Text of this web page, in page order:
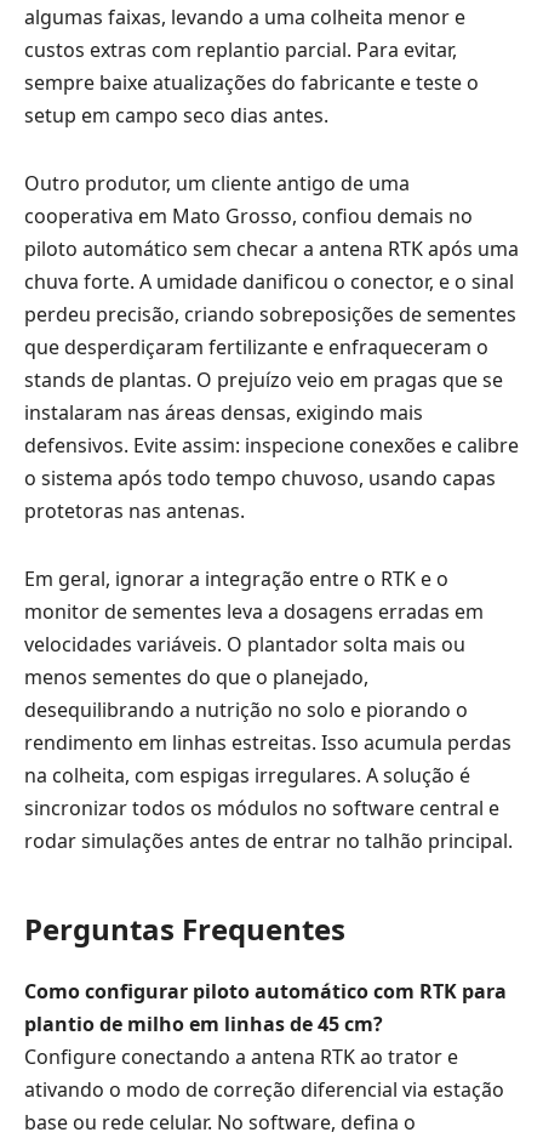
algumas faixas, levando a uma colheita menor e
custos extras com replantio parcial. Para evitar,
sempre baixe atualizações do fabricante e teste o
setup em campo seco dias antes.
Outro produtor, um cliente antigo de uma
cooperativa em Mato Grosso, confiou demais no
piloto automático sem checar a antena RTK após uma
chuva forte. A umidade danificou o conector, e o sinal
perdeu precisão, criando sobreposições de sementes
que desperdiçaram fertilizante e enfraqueceram o
stands de plantas. O prejuízo veio em pragas que se
instalaram nas áreas densas, exigindo mais
defensivos. Evite assim: inspecione conexões e calibre
o sistema após todo tempo chuvoso, usando capas
protetoras nas antenas.
Em geral, ignorar a integração entre o RTK e o
monitor de sementes leva a dosagens erradas em
velocidades variáveis. O plantador solta mais ou
menos sementes do que o planejado,
desequilibrando a nutrição no solo e piorando o
rendimento em linhas estreitas. Isso acumula perdas
na colheita, com espigas irregulares. A solução é
sincronizar todos os módulos no software central e
rodar simulações antes de entrar no talhão principal.
Perguntas Frequentes
Como configurar piloto automático com RTK para
plantio de milho em linhas de 45 cm?
Configure conectando a antena RTK ao trator e
ativando o modo de correção diferencial via estação
base ou rede celular. No software, defina o